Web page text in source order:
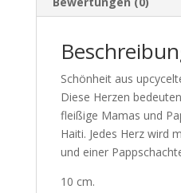
Schönheit aus
Diese Herzen
fleißige Mamas und
Haiti. Jedes Herz wird
und einer
10 cm.